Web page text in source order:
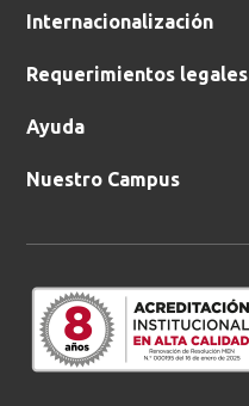
Internacionalización
Requerimientos legales
Ayuda
Nuestro Campus